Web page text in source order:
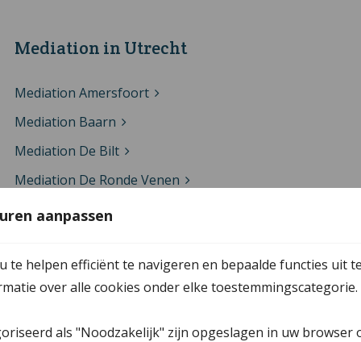
aanpassen
te helpen efficiënt te navigeren en bepaalde functies uit
over alle cookies onder elke toestemmingscategorie.
als "Noodzakelijk" zijn opgeslagen in uw browser
Mediation in Utrecht
Mediation Amersfoort
Mediation Baarn
Mediation De Bilt
Mediation De Ronde Venen
Mediation Houten
Mediation Soest
Mediation Utrecht
Mediation Veenendaal